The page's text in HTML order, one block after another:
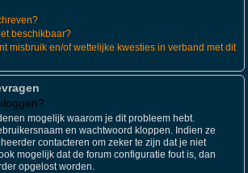
beschikbaar?
misbruik en/of wettelijke kwesties in verband met dit
mogelijk waarom je dit probleem hebt.
en wachtwoord kloppen. Indien ze
contacteren om zeker te zijn dat je niet
mogelijk dat de forum configuratie fout is, dan
opgelost worden.